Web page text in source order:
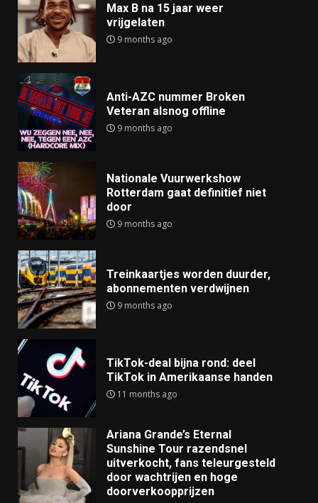
Max B na 15 jaar weer
vrijgelaten
9 months ago
Anti-AZC nummer Broken
Veteran alsnog offline
9 months ago
Nationale Vuurwerkshow
Rotterdam gaat definitief niet
door
9 months ago
Treinkaartjes worden duurder,
abonnementen verdwijnen
9 months ago
TikTok-deal bijna rond: deel
TikTok in Amerikaanse handen
11 months ago
Ariana Grande’s Eternal
Sunshine Tour razendsnel
uitverkocht, fans teleurgesteld
door wachtrijen en hoge
doorverkoopprijzen